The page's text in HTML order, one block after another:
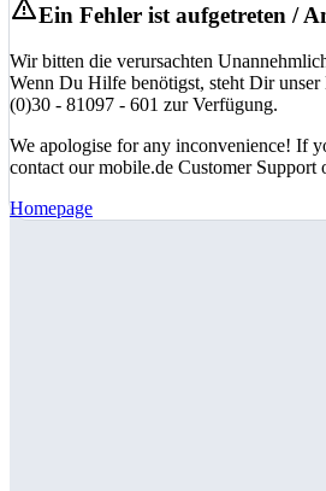
Ein Fehler ist aufgetreten /
Wir bitten die verursachten
Wenn Du Hilfe benötigst, steht Dir
(0)30 - 81097 - 601 zur Verfügung.
We apologise for any inconvenience! If
contact our mobile.de Customer
Homepage